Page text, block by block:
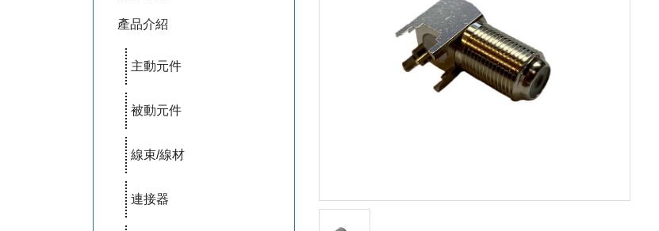
產品介紹
主動元件
被動元件
線束/線材
連接器